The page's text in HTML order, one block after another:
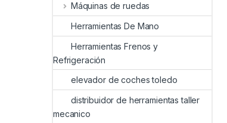
Máquinas de ruedas
Herramientas De Mano
Herramientas Frenos y
Refrigeración
elevador de coches toledo
distribuidor de herramientas taller
mecanico